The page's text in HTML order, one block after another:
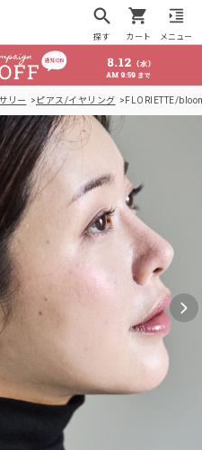
探す カート メニュー
リー ピアス/イヤリング FLORIETTE/